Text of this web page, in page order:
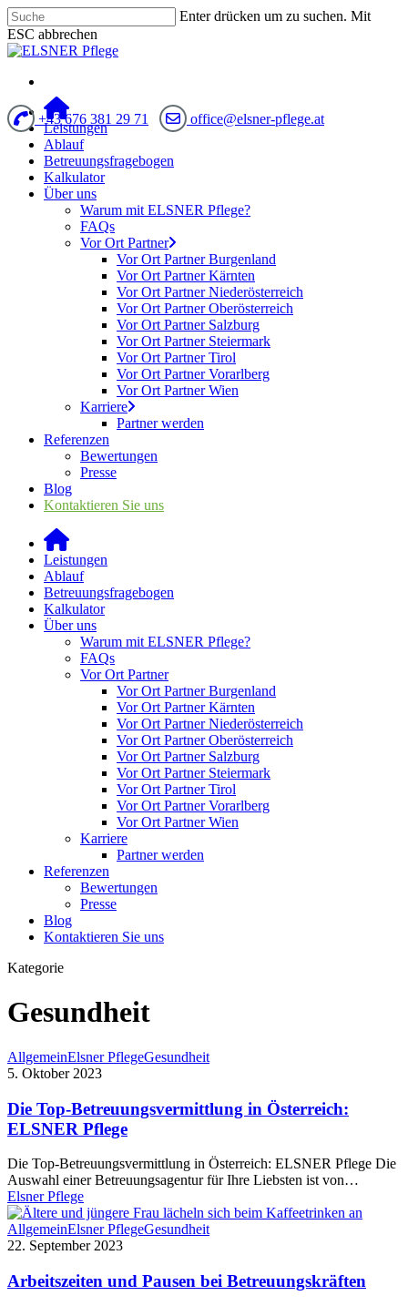
Enter drücken um zu suchen. Mit
ESC abbrechen
+43 676 381 29 71 office@elsner-pflege.at
Leistungen
Ablauf
Betreuungsfragebogen
Kalkulator
Über uns
Warum mit ELSNER Pflege?
FAQs
Vor Ort Partner
Vor Ort Partner Burgenland
Vor Ort Partner Kärnten
Vor Ort Partner Niederösterreich
Vor Ort Partner Oberösterreich
Vor Ort Partner Salzburg
Vor Ort Partner Steiermark
Vor Ort Partner Tirol
Vor Ort Partner Vorarlberg
Vor Ort Partner Wien
Karriere
Partner werden
Referenzen
Bewertungen
Presse
Blog
Kontaktieren Sie uns
Leistungen
Ablauf
Betreuungsfragebogen
Kalkulator
Über uns
Warum mit ELSNER Pflege?
FAQs
Vor Ort Partner
Vor Ort Partner Burgenland
Vor Ort Partner Kärnten
Vor Ort Partner Niederösterreich
Vor Ort Partner Oberösterreich
Vor Ort Partner Salzburg
Vor Ort Partner Steiermark
Vor Ort Partner Tirol
Vor Ort Partner Vorarlberg
Vor Ort Partner Wien
Karriere
Partner werden
Referenzen
Bewertungen
Presse
Blog
Kontaktieren Sie uns
Kategorie
Gesundheit
AllgemeinElsner PflegeGesundheit
5. Oktober 2023
Die Top-Betreuungsvermittlung in Österreich:
ELSNER Pflege
Die Top-Betreuungsvermittlung in Österreich: ELSNER Pflege Die
Auswahl einer Betreuungsagentur für Ihre Liebsten ist von…
Elsner Pflege
AllgemeinElsner PflegeGesundheit
22. September 2023
Arbeitszeiten und Pausen bei Betreuungskräften